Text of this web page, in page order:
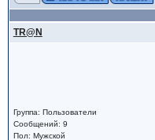
TR@N
Группа: Пользователи
Сообщений: 9
Пол: Мужской